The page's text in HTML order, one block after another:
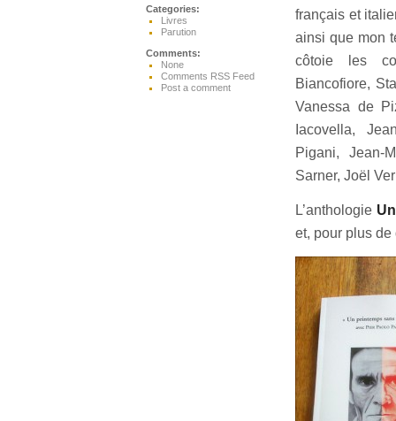
français et
ainsi que mon
côtoie les
Biancofiore,
Vanessa de
Iacovella,
Pigani, Jean-
Sarner, Joël
L’anthologie
et, pour plus
Categories:
Livres
Parution
Comments:
None
Comments RSS Feed
Post a comment